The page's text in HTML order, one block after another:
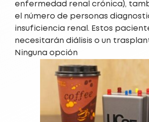
enfermedad renal crónica),
el número de personas
insuficiencia renal. Estos
necesitarán diálisis o un
Ninguna opción